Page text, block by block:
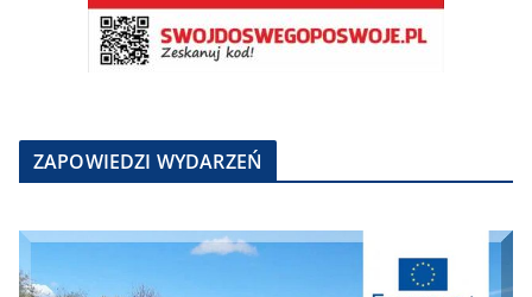
ZAPOWIEDZI WYDARZEŃ